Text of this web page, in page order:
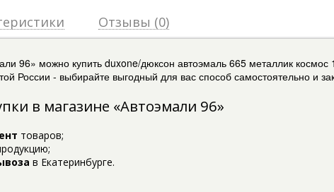
Отзывы (0)
96» можно купить duxone/дюксон автоэмаль 665 металлик
России - выбирайте выгодный для вас способ самостоятельно и
в магазине «Автоэмали 96»
товаров;
в Екатеринбурге.